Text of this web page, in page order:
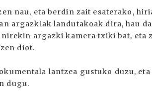
nau, eta berdin zait esaterako,
argazkiak landutakoak dira, hau
argazki kamera txiki bat, eta
diot.
lantzea gustuko duzu, eta
dugu.